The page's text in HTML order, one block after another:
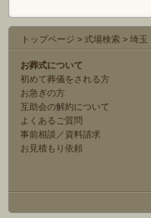
トップページ > 式場検索 > 埼玉
お葬式について
初めて葬儀をされる方
お急ぎの方
互助会の解約について
よくあるご質問
事前相談／資料請求
お見積もり依頼